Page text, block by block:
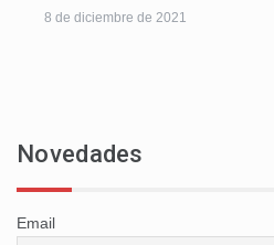
8 de diciembre de 2021
Novedades
Email